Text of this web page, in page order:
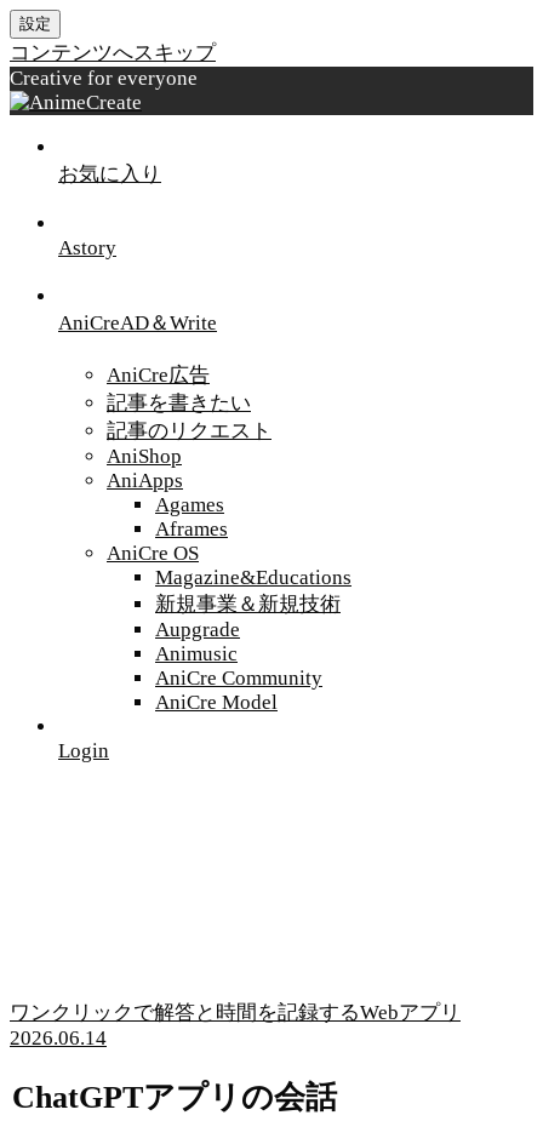
設定
コンテンツへスキップ
Creative for everyone
お気に入り
Astory
AniCreAD＆Write
AniCre広告
記事を書きたい
記事のリクエスト
AniShop
AniApps
Agames
Aframes
AniCre OS
Magazine&Educations
新規事業＆新規技術
Aupgrade
Animusic
AniCre Community
AniCre Model
Login
ワンクリックで解答と時間を記録するWebアプリ
2026.06.14
ChatGPTアプリの会話